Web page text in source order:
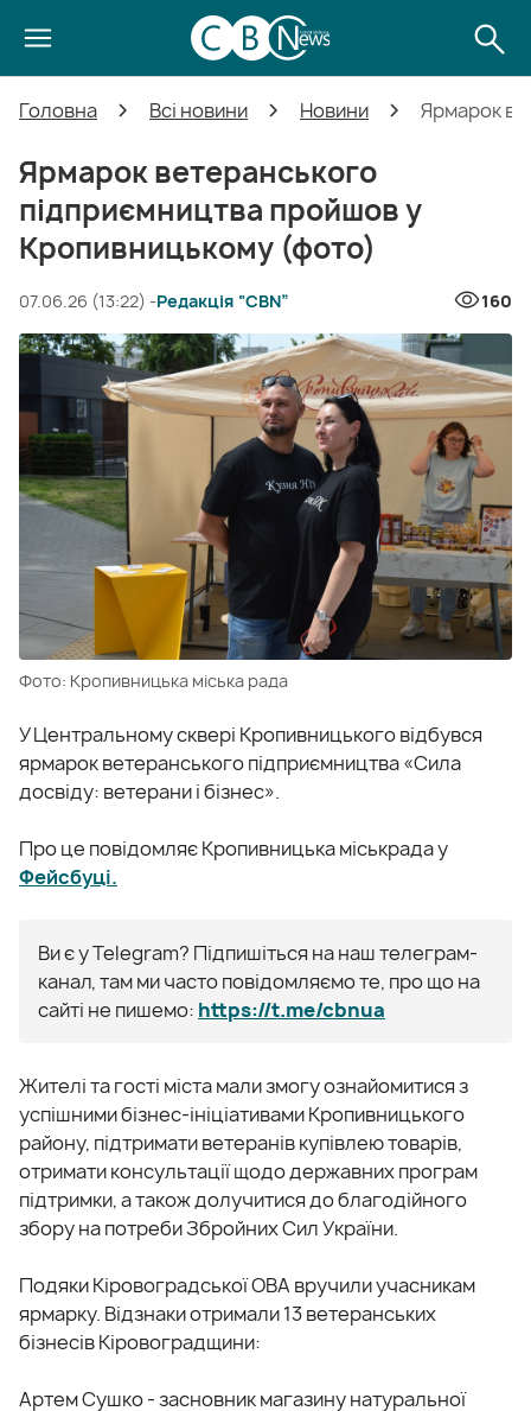
Головна Всі новини Новини Ярмарок
Ярмарок ветеранського
підприємництва пройшов у
Кропивницькому (фото)
07.06.26 (13:22) -Редакція “CBN” 160
Фото: Кропивницька міська рада
У Центральному сквері Кропивницького відбувся
ярмарок ветеранського підприємництва «Сила
досвіду: ветерани і бізнес».
Про це повідомляє Кропивницька міськрада у
Фейсбуці.
Ви є у Telegram? Підпишіться на наш телеграм-
канал, там ми часто повідомляємо те, про що на
сайті не пишемо: https://t.me/cbnua
Жителі та гості міста мали змогу ознайомитися з
успішними бізнес-ініціативами Кропивницького
району, підтримати ветеранів купівлею товарів,
отримати консультації щодо державних програм
підтримки, а також долучитися до благодійного
збору на потреби Збройних Сил України.
Подяки Кіровоградської ОВА вручили учасникам
ярмарку. Відзнаки отримали 13 ветеранських
бізнесів Кіровоградщини:
Артем Сушко - засновник магазину натуральної